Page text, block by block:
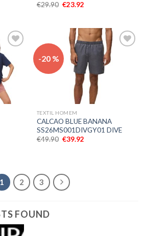
€29.90 €23.92
meus
desejos
-20 %
Adicionar
aos meus
TEXTIL HOMEM
CALCAO BLUE BANANA
SS26MS001DIVGY01 DIVE
€49.90 €39.92
1 2 3
FOUND